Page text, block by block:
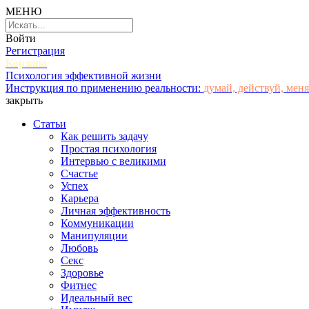
МЕНЮ
Войти
Регистрация
Корзина
Психология эффективной жизни
Инструкция по применению реальности: думай, действуй,
закрыть
Статьи
Как решить задачу
Простая психология
Интервью с великими
Счастье
Успех
Карьера
Личная эффективность
Коммуникации
Манипуляции
Любовь
Секс
Здоровье
Фитнес
Идеальный вес